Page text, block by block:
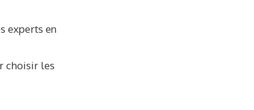
experts en
choisir les